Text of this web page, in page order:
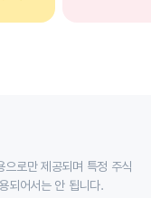
으로만 제공되며 특정 주식
되어서는 안 됩니다.